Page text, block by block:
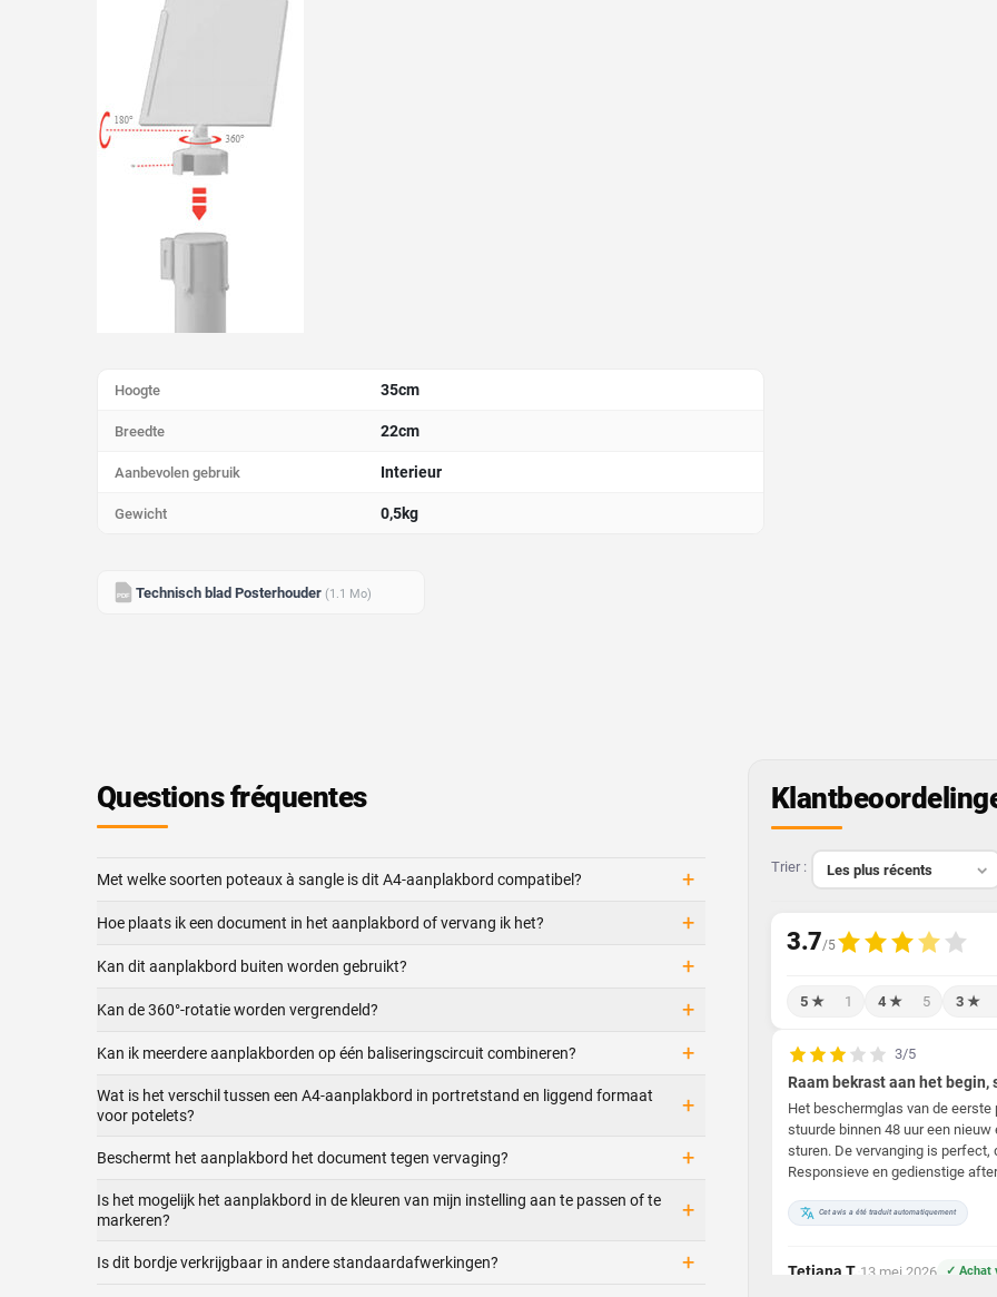
Hoogte 35cm
Breedte 22cm
Aanbevolen gebruik Interieur
Gewicht 0,5kg
PDF Technisch blad Posterhouder (1.1 Mo)
Questions fréquentes
Met welke soorten poteaux à sangle is dit A4-aanplakbord compatibel? +
Hoe plaats ik een document in het aanplakbord of vervang ik het? +
Kan dit aanplakbord buiten worden gebruikt? +
Kan de 360°-rotatie worden vergrendeld? +
Kan ik meerdere aanplakborden op één baliseringscircuit combineren? +
Wat is het verschil tussen een A4-aanplakbord in portretstand en liggend formaat
voor potelets?
+
Beschermt het aanplakbord het document tegen vervaging? +
Is het mogelijk het aanplakbord in de kleuren van mijn instelling aan te passen of te
markeren?
+
Is dit bordje verkrijgbaar in andere standaardafwerkingen? +
Trier :
5 ★ 1 4 ★ 5 3 ★
3/5
Raam bekrast aan het
Het beschermglas van de
stuurde binnen 48 uur een
sturen. De vervanging is
Responsieve en gedienstige
Cet avis a été traduit automatiquement
Tetiana T. 13 mei 2026 ✓ Achat